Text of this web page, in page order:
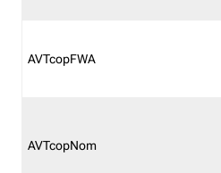
AVTcopFWA
AVTcopNom